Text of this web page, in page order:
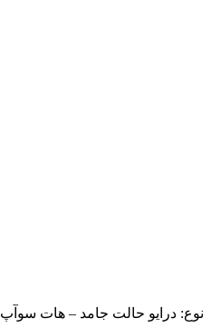
نوع: درایو حالت جامد – هات سوآپ